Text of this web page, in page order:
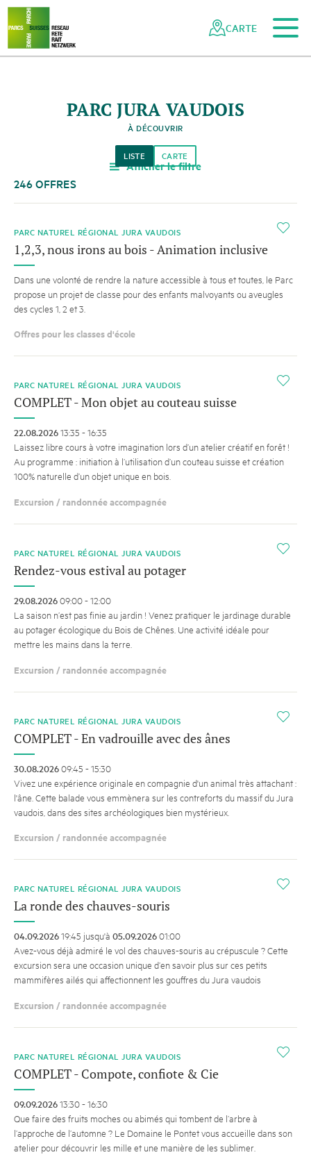
Naviguer
dans
réseau
Navigation
rapide
Vers le contenu principal
Vers la navigation mobile
Vers la recherche
Vers la zone des pieds
Vers le plan du site
CARTE
PARC JURA VAUDOIS
À DÉCOUVRIR
a Afficher le filtre
LISTE CARTE
246 OFFRES
i
PARC NATUREL RÉGIONAL JURA VAUDOIS
1,2,3, nous irons au bois - Animation inclusive
Dans une volonté de rendre la nature accessible à tous et toutes, le Parc
propose un projet de classe pour des enfants malvoyants ou aveugles
des cycles 1, 2 et 3.
Offres pour les classes d'école
i
PARC NATUREL RÉGIONAL JURA VAUDOIS
COMPLET - Mon objet au couteau suisse
22.08.202613:35 - 16:35
Laissez libre cours à votre imagination lors d’un atelier créatif en forêt !
Au programme : initiation à l’utilisation d’un couteau suisse et création
100% naturelle d’un objet unique en bois.
Excursion / randonnée accompagnée
i
PARC NATUREL RÉGIONAL JURA VAUDOIS
Rendez-vous estival au potager
29.08.202609:00 - 12:00
La saison n’est pas finie au jardin ! Venez pratiquer le jardinage durable
au potager écologique du Bois de Chênes. Une activité idéale pour
mettre les mains dans la terre.
Excursion / randonnée accompagnée
i
PARC NATUREL RÉGIONAL JURA VAUDOIS
COMPLET - En vadrouille avec des ânes
30.08.202609:45 - 15:30
Vivez une expérience originale en compagnie d'un animal très attachant :
l'âne. Cette balade vous emmènera sur les contreforts du massif du Jura
vaudois, dans des sites archéologiques bien mystérieux.
Excursion / randonnée accompagnée
i
PARC NATUREL RÉGIONAL JURA VAUDOIS
La ronde des chauves-souris
04.09.202619:45 jusqu'à 05.09.202601:00
Avez-vous déjà admiré le vol des chauves-souris au crépuscule ? Cette
excursion sera une occasion unique d’en savoir plus sur ces petits
mammifères ailés qui affectionnent les gouffres du Jura vaudois
Excursion / randonnée accompagnée
i
PARC NATUREL RÉGIONAL JURA VAUDOIS
COMPLET - Compote, confiote & Cie
09.09.202613:30 - 16:30
Que faire des fruits moches ou abimés qui tombent de l’arbre à
l’approche de l’automne ? Le Domaine le Pontet vous accueille dans son
atelier pour découvrir les mille et une manière de les sublimer.